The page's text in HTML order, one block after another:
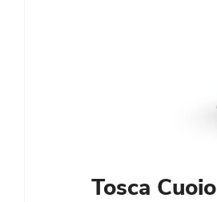
Tosca Cuoio